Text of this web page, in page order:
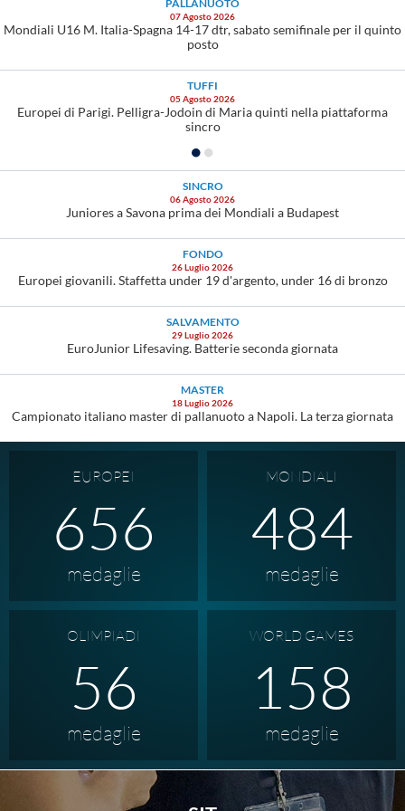
PALLANUOTO
07 Agosto 2026
Mondiali U16 M. Italia-Spagna 14-17 dtr, sabato semifinale per il quinto
posto
TUFFI
05 Agosto 2026
Europei di Parigi. Pelligra-Jodoin di Maria quinti nella piattaforma
sincro
SINCRO
06 Agosto 2026
Juniores a Savona prima dei Mondiali a Budapest
FONDO
26 Luglio 2026
Europei giovanili. Staffetta under 19 d'argento, under 16 di bronzo
SALVAMENTO
29 Luglio 2026
EuroJunior Lifesaving. Batterie seconda giornata
MASTER
18 Luglio 2026
Campionato italiano master di pallanuoto a Napoli. La terza giornata
EUROPEI
946
medaglie
MONDIALI
484
medaglie
OLIMPIADI
56
medaglie
WORLD GAMES
158
medaglie